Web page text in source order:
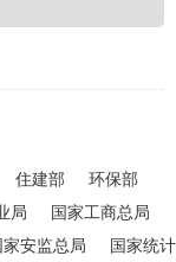
住建部
环保部
局
国家工商总局
家安监总局
国家统计